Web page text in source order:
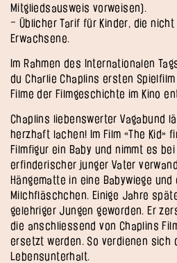
Mitgliedsausweis vorweisen).
– Üblicher Tarif für Kinder, die nicht
Erwachsene.
Im Rahmen des Internationalen
du Charlie Chaplins ersten
Filme der Filmgeschichte im Kino
Chaplins liebenswerter Vagabund
herzhaft lachen! Im Film «The Kid»
Filmfigur ein Baby und nimmt es
erfinderischer junger Vater
Hängematte in eine Babywiege
Milchfläschchen. Einige Jahre
gelehriger Jungen geworden. Er
die anschliessend von Chaplins
ersetzt werden. So verdienen sich
Lebensunterhalt.